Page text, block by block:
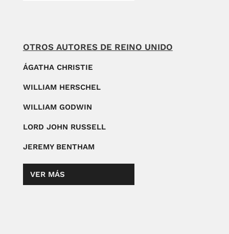
OTROS AUTORES DE REINO UNIDO
ÁGATHA CHRISTIE
WILLIAM HERSCHEL
WILLIAM GODWIN
LORD JOHN RUSSELL
JEREMY BENTHAM
VER MÁS